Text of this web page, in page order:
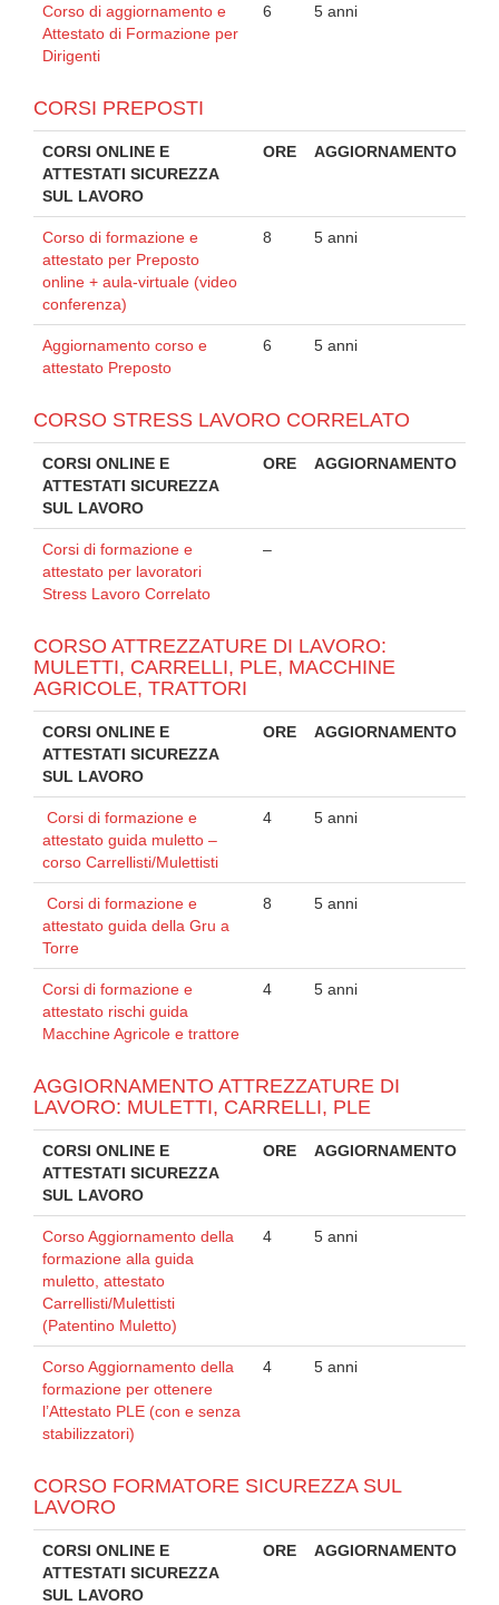
Corso di aggiornamento e
Attestato di Formazione per
Dirigenti
6 5 anni
CORSI PREPOSTI
CORSI ONLINE E
ATTESTATI SICUREZZA
SUL LAVORO
ORE AGGIORNAMENTO
Corso di formazione e
attestato per Preposto
online + aula-virtuale (video
conferenza)
8 5 anni
Aggiornamento corso e
attestato Preposto
6 5 anni
CORSO STRESS LAVORO CORRELATO
CORSI ONLINE E
ATTESTATI SICUREZZA
SUL LAVORO
ORE AGGIORNAMENTO
Corsi di formazione e
attestato per lavoratori
Stress Lavoro Correlato
–
CORSO ATTREZZATURE DI LAVORO:
MULETTI, CARRELLI, PLE, MACCHINE
AGRICOLE, TRATTORI
CORSI ONLINE E
ATTESTATI SICUREZZA
SUL LAVORO
ORE AGGIORNAMENTO
Corsi di formazione e
attestato guida muletto –
corso Carrellisti/Mulettisti
4 5 anni
Corsi di formazione e
attestato guida della Gru a
Torre
8 5 anni
Corsi di formazione e
attestato rischi guida
Macchine Agricole e trattore
4 5 anni
AGGIORNAMENTO ATTREZZATURE DI
LAVORO: MULETTI, CARRELLI, PLE
CORSI ONLINE E
ATTESTATI SICUREZZA
SUL LAVORO
ORE AGGIORNAMENTO
Corso Aggiornamento della
formazione alla guida
muletto, attestato
Carrellisti/Mulettisti
(Patentino Muletto)
4 5 anni
Corso Aggiornamento della
formazione per ottenere
l’Attestato PLE (con e senza
stabilizzatori)
4 5 anni
CORSO FORMATORE SICUREZZA SUL
LAVORO
CORSI ONLINE E
ATTESTATI SICUREZZA
SUL LAVORO
ORE AGGIORNAMENTO